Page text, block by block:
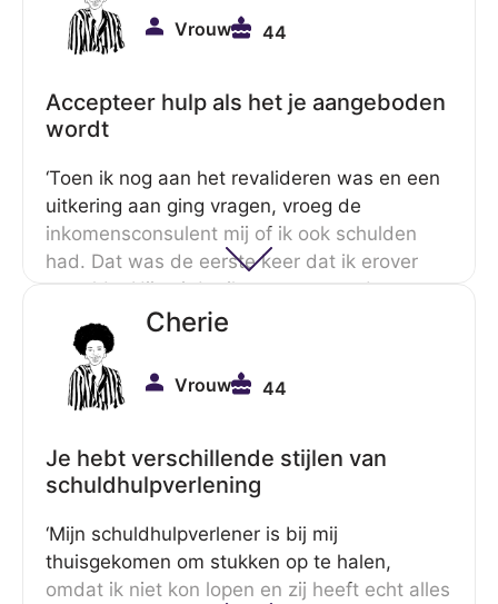
Vrouw 44
Accepteer hulp als het je aangeboden
wordt
‘Toen ik nog aan het revalideren was en een
uitkering aan ging vragen, vroeg de
inkomensconsulent mij of ik ook schulden
had. Dat was de eerste keer dat ik erover
vertelde. Hij zei dat ik contact met de
schuldhulpverlener op kon nemen, maar ik
vond dat toen niet zo belangrijk. Hij vroeg me
of hij voor mij mocht regelen dat de
schuldhulpverlener bij me langs zou komen
gaan rollen.’
Cherie
Vrouw 44
Je hebt verschillende stijlen van
schuldhulpverlening
‘Mijn schuldhulpverlener is bij mij
thuisgekomen om stukken op te halen,
omdat ik niet kon lopen en zij heeft echt alles